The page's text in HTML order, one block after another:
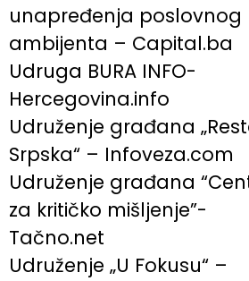
unapređenja poslovnog
ambijenta – Capital.ba
Udruga BURA INFO-
Hercegovina.info
Udruženje građana
Srpska“ – Infoveza.com
Udruženje građana
za kritičko mišljenje”-
Tačno.net
Udruženje „U Fokusu“ –